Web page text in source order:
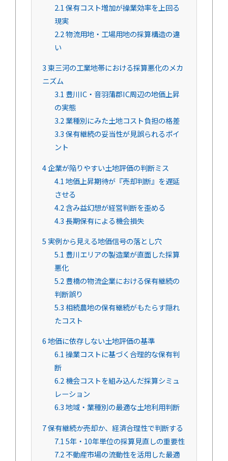
2.1保有コスト増加が操業効率を上回る
現実
2.2物流用地・工場用地の採算構造の違
い
3東三河の工業地帯における採算悪化のメカ
ニズム
3.1 豊川IC・音羽蒲郡IC周辺の地価上昇
の実態
3.2業種別にみた土地コスト負担の格差
3.3保有継続の妥当性が見誤られるポイ
ント
4企業が陥りやすい土地評価の判断ミス
4.1地価上昇期待が『売却判断』を遅延
させる
4.2含み益幻想が経営判断を歪める
4.3長期保有による機会損失
5 実例から見える地価信号の落とし穴
5.1 豊川エリアの製造業が直面した採算
悪化
5.2豊橋の物流企業における保有継続の
判断誤り
5.3相続農地の保有継続がもたらす隠れ
たコスト
6地価に依存しない土地評価の基準
6.1操業コストに基づく合理的な保有判
断
6.2機会コストを組み込んだ採算シミュ
レーション
6.3地域・業種別の最適な土地利用判断
7保有継続か売却か、経済合理性で判断する
7.15年・10年単位の採算見直しの重要性
7.2不動産市場の流動性を活用した最適